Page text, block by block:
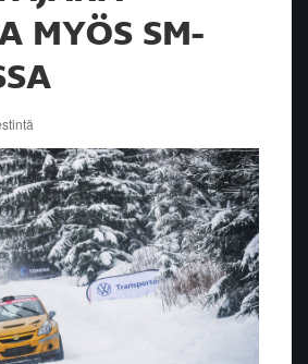
MYÖS SM-